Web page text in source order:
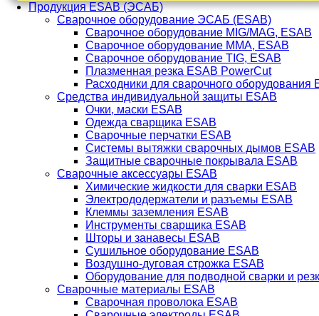
Продукция ESAB (ЭСАБ)
Сварочное оборудование ЭСАБ (ESAB)
Сварочное оборудование MIG/MAG, ESAB
Сварочное оборудование ММА, ESAB
Сварочное оборудование TIG, ESAB
Плазменная резка ESAB PowerCut
Расходники для сварочного оборудования
Средства индивидуальной защиты ESAB
Очки, маски ESAB
Одежда сварщика ESAB
Сварочные перчатки ESAB
Системы вытяжки сварочных дымов ESAB
Защитные сварочные покрывала ESAB
Сварочные аксессуары ESAB
Химические жидкости для сварки ESAB
Электрододержатели и разъемы ESAB
Клеммы заземления ESAB
Инструменты сварщика ESAB
Шторы и занавесы ESAB
Сушильное оборудование ESAB
Воздушно-дуговая строжка ESAB
Оборудование для подводной сварки и
Сварочные материалы ESAB
Сварочная проволока ESAB